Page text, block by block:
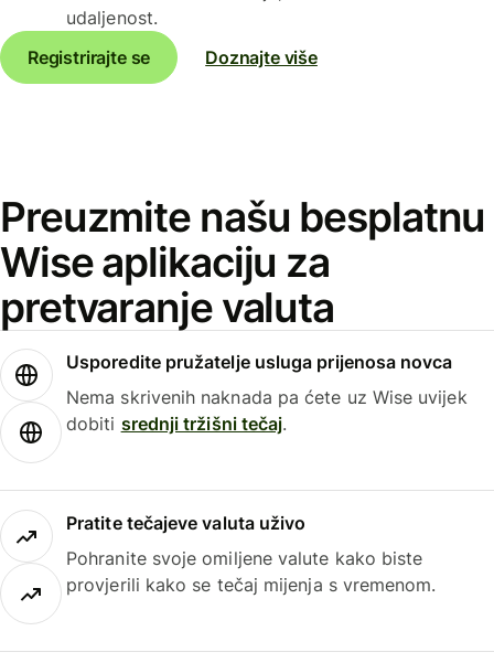
udaljenost.
Registrirajte se
Doznajte više
Preuzmite našu besplatnu
Wise aplikaciju za
pretvaranje valuta
Usporedite pružatelje usluga prijenosa novca
Nema skrivenih naknada pa ćete uz Wise uvijek
dobiti srednji tržišni tečaj.
Pratite tečajeve valuta uživo
Pohranite svoje omiljene valute kako biste
provjerili kako se tečaj mijenja s vremenom.